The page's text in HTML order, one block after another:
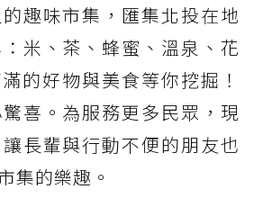
趣味市集，匯集北投在地
米、茶、蜂蜜、溫泉、花
的好物與美食等你挖掘！
喜。為服務更多民眾，現
長輩與行動不便的朋友也
集的樂趣。